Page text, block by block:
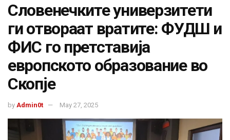
Словенечките универзитети
ги отвораат вратите: ФУДШ и
ФИС го претставија
европското образование во
Скопје
by Admin0t May 27, 2025